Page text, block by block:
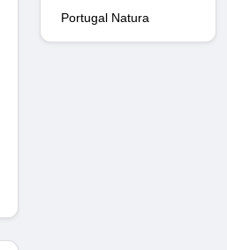
Portugal Natura